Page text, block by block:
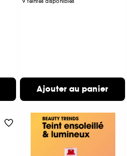
Ajouter au panier